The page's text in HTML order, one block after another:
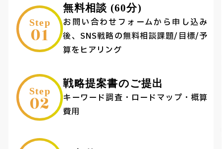
Step
01
無料相談 (60分)
お問い合わせフォームから申し込み
後、SNS戦略の無料相談課題/目標/予
算をヒアリング
Step
02
戦略提案書のご提出
キーワード調査・ロードマップ・概算
費用